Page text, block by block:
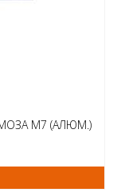
M7 (АЛЮМ.)